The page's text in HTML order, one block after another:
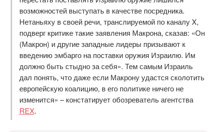
возможностей выступать в качестве посредника.
Нетаньяху в своей речи, транслируемой по каналу X,
подверг критике такие заявления Макрона, сказав: «Он
(Макрон) и другие западные лидеры призывают к
введению эмбарго на поставки оружия Израилю. Им
должно быть стыдно за себя». Тем самым Израиль
дал понять, что даже если Макрону удастся сколотить
европейскую коалицию, в его политике ничего не
изменится» – констатирует обозреватель агентства
REX.